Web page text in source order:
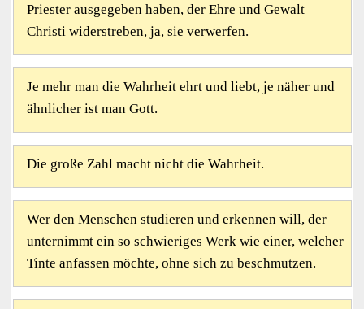
Priester ausgegeben haben, der Ehre und Gewalt
Christi widerstreben, ja, sie verwerfen.
Je mehr man die Wahrheit ehrt und liebt, je näher und
ähnlicher ist man Gott.
Die große Zahl macht nicht die Wahrheit.
Wer den Menschen studieren und erkennen will, der
unternimmt ein so schwieriges Werk wie einer, welcher
Tinte anfassen möchte, ohne sich zu beschmutzen.